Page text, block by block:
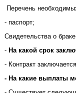
Перечень
- паспорт;
Свидетельства о
- На какой срок
- Контракт
- На какие выплаты